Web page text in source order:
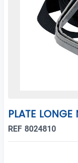
PLATE
REF 8024810